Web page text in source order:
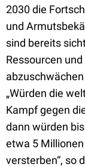
2030 die
und
sind bereits
Ressourcen
„Würden die
Kampf gegen
dann würden
etwa 5
versterben“, so